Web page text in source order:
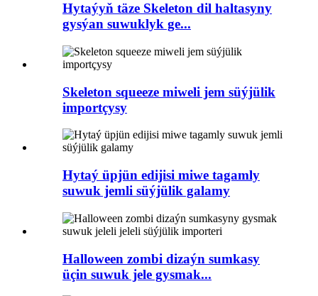
Hytaýyň täze Skeleton dil haltasyny
gysýan suwuklyk ge...
Skeleton squeeze miweli jem süýjülik
importçysy
Hytaý üpjün edijisi miwe tagamly
suwuk jemli süýjülik galamy
Halloween zombi dizaýn sumkasy
üçin suwuk jele gysmak...